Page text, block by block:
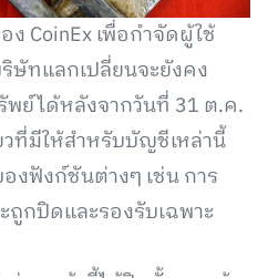
CoinEx เพื่อกำจัดผู้ใช้
ทแลกเปลี่ยนจะยังคง
ย์ได้หลังจากวันที่ 31 ต.ค.
ที่มีให้สำหรับบัญชีเหล่านี้
งฟังก์ชันต่างๆ เช่น การ
ถูกปิดและรองรับเฉพาะ